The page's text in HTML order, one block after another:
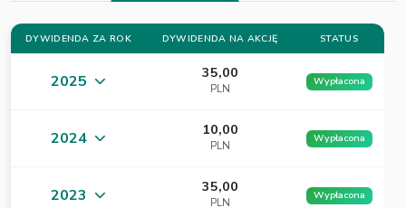
DYWIDENDA ZA ROK DYWIDENDA NA AKCJĘ STATUS
2025 35,00
PLN
Wypłacona
2024 10,00
PLN
Wypłacona
2023 35,00
PLN
Wypłacona